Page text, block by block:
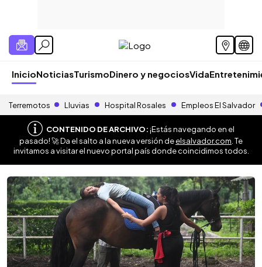
InicioNoticiasTurismoDinero y negociosVida
Terremotos Lluvias Hospital Rosales Empleos El Salvador
CONTENIDO DE ARCHIVO:¡Estás navegando en el
pasado! 🚀 Da el salto a la nueva versión deelsalvador.com . Te
invitamos a visitar el nuevo portal país donde coincidimos todos.